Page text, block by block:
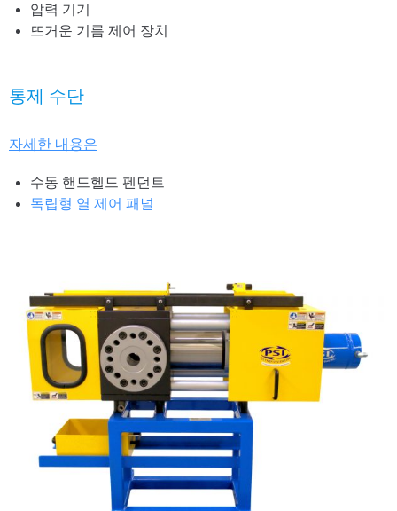
압력 기기
뜨거운 기름 제어 장치
통제 수단
자세한 내용은
수동 핸드헬드 펜던트
독립형 열 제어 패널